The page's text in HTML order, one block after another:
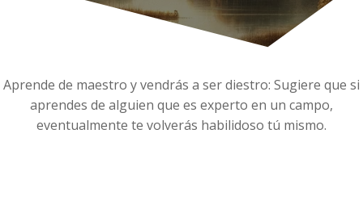
Aprende de maestro y vendrás a ser diestro: Sugiere que si
aprendes de alguien que es experto en un campo,
eventualmente te volverás habilidoso tú mismo.